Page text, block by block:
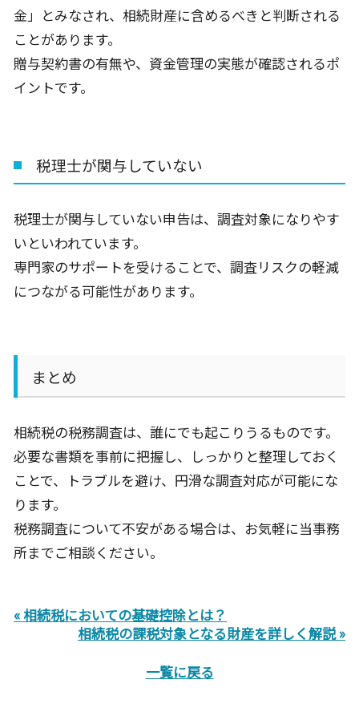
金」とみなされ、相続財産に含めるべきと判断される
ことがあります。
贈与契約書の有無や、資金管理の実態が確認されるポ
イントです。
税理士が関与していない
税理士が関与していない申告は、調査対象になりやす
いといわれています。
専門家のサポートを受けることで、調査リスクの軽減
につながる可能性があります。
まとめ
相続税の税務調査は、誰にでも起こりうるものです。
必要な書類を事前に把握し、しっかりと整理しておく
ことで、トラブルを避け、円滑な調査対応が可能にな
ります。
税務調査について不安がある場合は、お気軽に当事務
所までご相談ください。
« 相続税においての基礎控除とは？
相続税の課税対象となる財産を詳しく解説 »
一覧に戻る